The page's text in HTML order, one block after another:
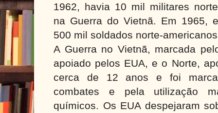
1962, havia 10 mil militares
na Guerra do Vietnã. Em 1965,
500 mil soldados norte-
A Guerra no Vietnã, marcada
apoiado pelos EUA, e o Norte,
cerca de 12 anos e foi
combates e pela utilização
químicos. Os EUA despejaram